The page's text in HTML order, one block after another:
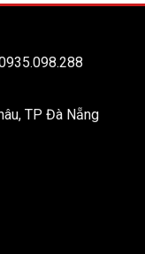
TP Đà Nẵng